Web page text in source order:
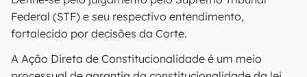
Federal (STF) e seu respectivo entendimento,
fortalecido por decisões da Corte.
A Ação Direta de Constitucionalidade é um meio